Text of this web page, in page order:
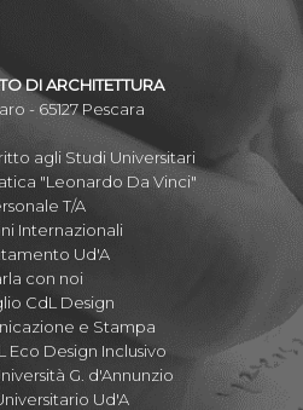
DI ARCHITETTURA
- 65127 Pescara
agli Studi Universitari
"Leonardo Da Vinci"
T/A
Internazionali
Ud'A
con noi
CdL Design
e Stampa
Eco Design Inclusivo
G. d'Annunzio
Ud'A